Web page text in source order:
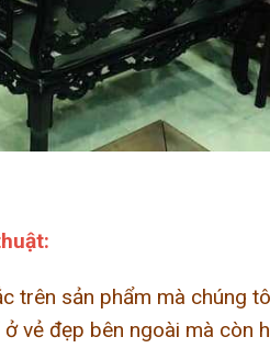
trên sản phẩm mà chúng
vẻ đẹp bên ngoài mà còn